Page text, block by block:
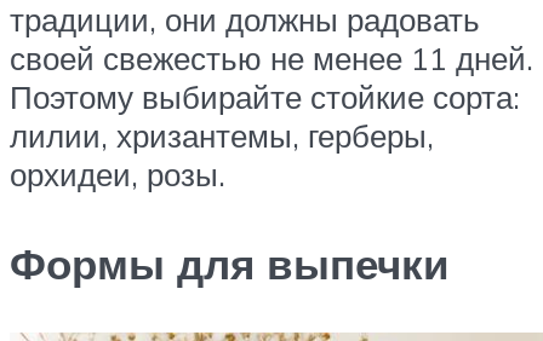
традиции, они должны радовать
своей свежестью не менее 11 дней.
Поэтому выбирайте стойкие сорта:
лилии, хризантемы, герберы,
орхидеи, розы.
Формы для выпечки